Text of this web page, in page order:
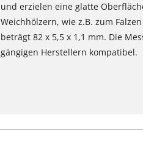
und erzielen eine glatte
Weichhölzern, wie z.B. zum
beträgt 82 x 5,5 x 1,1 mm. Die
gängigen Herstellern kompatibel.